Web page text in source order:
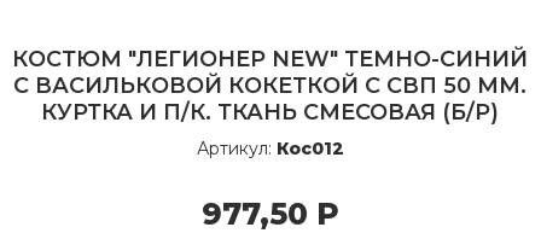
КОСТЮМ "ЛЕГИОНЕР NEW" ТЕМНО-СИНИЙ
С ВАСИЛЬКОВОЙ КОКЕТКОЙ С СВП 50 ММ.
КУРТКА И П/К. ТКАНЬ СМЕСОВАЯ (Б/Р)
Артикул: Кос012
977,50 Р